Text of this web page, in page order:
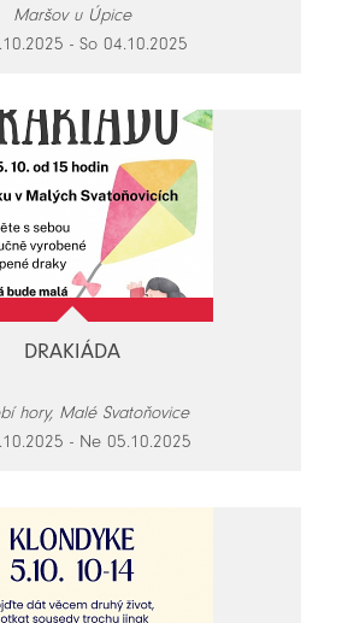
Maršov u Úpice
- So 04.10.2025
DRAKIÁDA
hory, Malé Svatoňovice
- Ne 05.10.2025